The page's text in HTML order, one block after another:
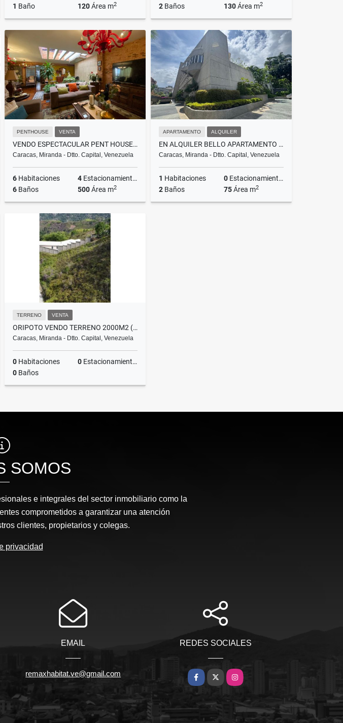
1 Baño 120Área m2
Alquiler
US$3,000
2 Baños 130Área m2
Alquiler
US$1,300
PENTHOUSE VENTA
VENDO ESPECTACULAR PENT HOUSE EN URB. LA FLORIDA 500M2
Caracas, Miranda - Dtto. Capital, Venezuela
6 Habitaciones 4 Estacionamientos
6 Baños 500Área m2
US$250,000
APARTAMENTO ALQUILER
EN ALQUILER BELLO APARTAMENTO EN ALTAMIRA 74M²
Caracas, Miranda - Dtto. Capital, Venezuela
1 Habitaciones 0 Estacionamientos
2 Baños 75Área m2
TERRENO VENTA
ORIPOTO VENDO TERRENO 2000M2 (MOGO)
Caracas, Miranda - Dtto. Capital, Venezuela
0 Habitaciones 0 Estacionamientos
0 Baños
US$37,000
SOMOS
e integrales del sector inmobiliario como la
comprometidos a garantizar una atención
clientes, propietarios y colegas.
privacidad
EMAIL
remaxhabitat.ve@gmail.com
REDES SOCIALES
Facebook
X Instagram